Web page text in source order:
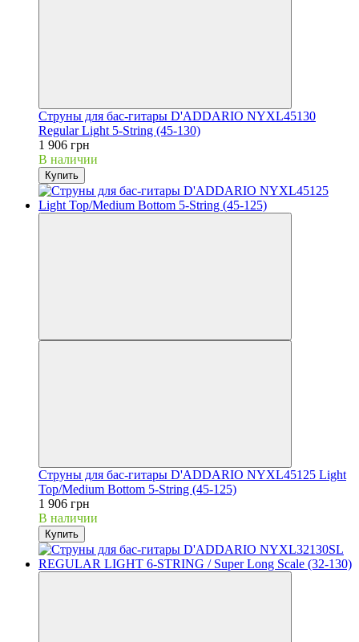
Струны для бас-гитары D'ADDARIO NYXL45130
Regular Light 5-String (45-130)
1 906 грн
В наличии
Купить
Струны для бас-гитары D'ADDARIO NYXL45125 Light
Top/Medium Bottom 5-String (45-125)
1 906 грн
В наличии
Купить